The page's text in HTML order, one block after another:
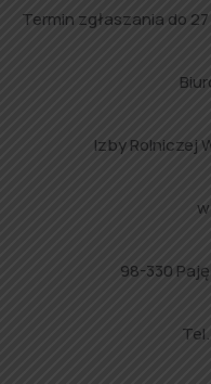
Termin zgłaszania do
Izby Rolniczej
98-330